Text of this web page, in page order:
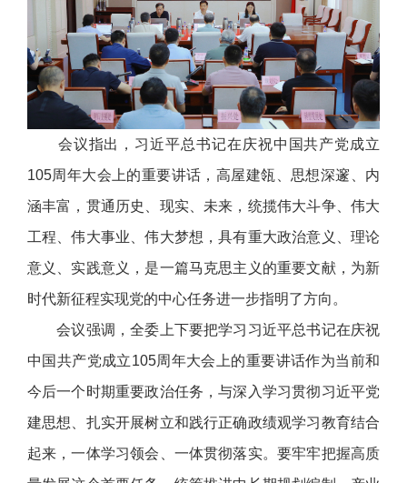
会议指出，习近平总书记在庆祝中国共产党成立
105周年大会上的重要讲话，高屋建瓴、思想深邃、内
涵丰富，贯通历史、现实、未来，统揽伟大斗争、伟大
工程、伟大事业、伟大梦想，具有重大政治意义、理论
意义、实践意义，是一篇马克思主义的重要文献，为新
时代新征程实现党的中心任务进一步指明了方向。
会议强调，全委上下要把学习习近平总书记在庆祝
中国共产党成立105周年大会上的重要讲话作为当前和
今后一个时期重要政治任务，与深入学习贯彻习近平党
建思想、扎实开展树立和践行正确政绩观学习教育结合
起来，一体学习领会、一体贯彻落实。要牢牢把握高质